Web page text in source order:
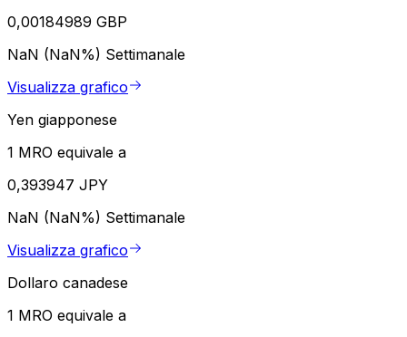
0,00184989 GBP
NaN (NaN%) Settimanale
Visualizza grafico
Yen giapponese
1 MRO equivale a
0,393947 JPY
NaN (NaN%) Settimanale
Visualizza grafico
Dollaro canadese
1 MRO equivale a